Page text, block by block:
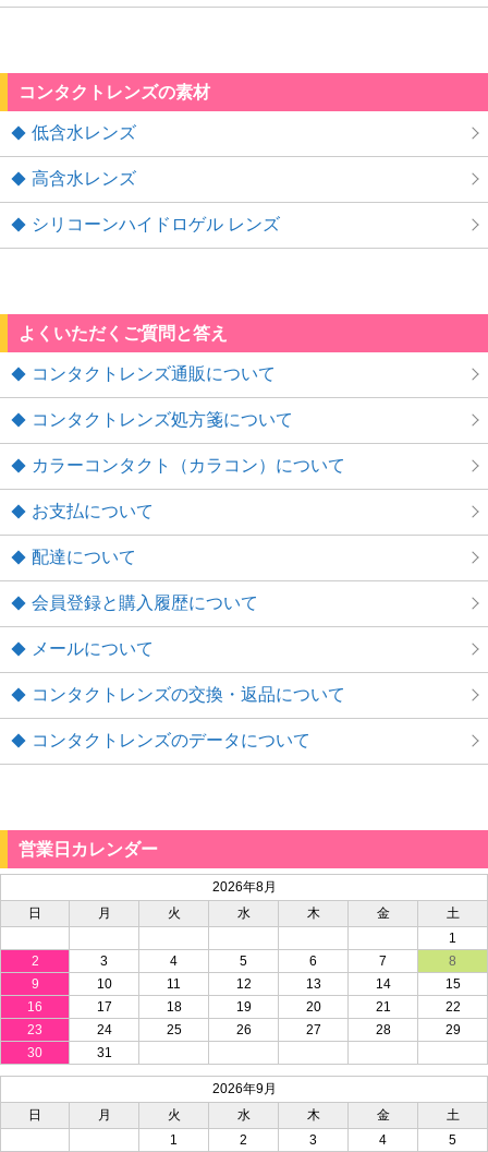
コンタクトレンズの素材
低含水レンズ
高含水レンズ
シリコーンハイドロゲル レンズ
よくいただくご質問と答え
コンタクトレンズ通販について
コンタクトレンズ処方箋について
カラーコンタクト（カラコン）について
お支払について
配達について
会員登録と購入履歴について
メールについて
コンタクトレンズの交換・返品について
コンタクトレンズのデータについて
営業日カレンダー
2026年8月
日
月 火 水 木 金
土
1
2
3 4 5 6 7
8
9
10 11 12 13 14
15
16
17 18 19 20 21
22
23
24 25 26 27 28
29
30
31
2026年9月
日
月 火 水 木 金
土
1
2 3 4
5